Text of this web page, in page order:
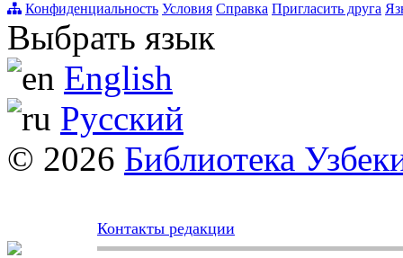
Конфиденциальность Условия Справка Пригласить друга
Выбрать язык
English
Русский
© 2026 Библиотека
Контакты редакции